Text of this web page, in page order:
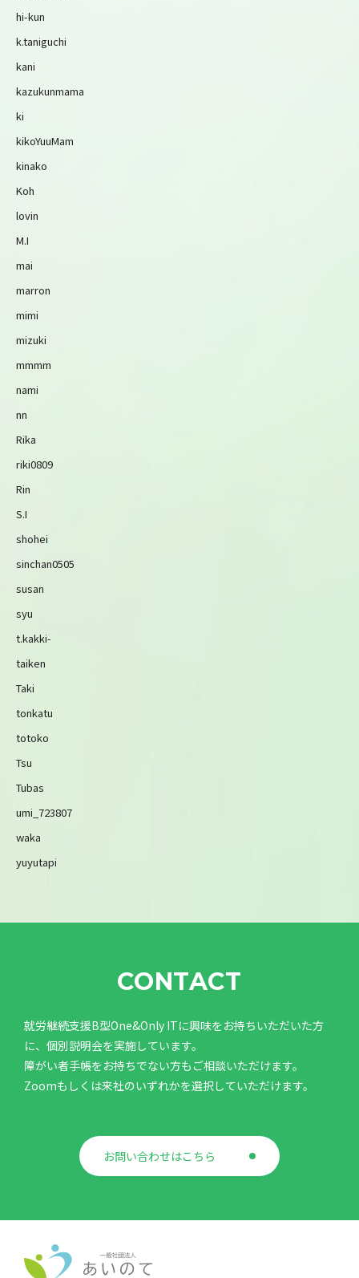
hi-kun
k.taniguchi
kani
kazukunmama
ki
kikoYuuMam
kinako
Koh
lovin
M.I
mai
marron
mimi
mizuki
mmmm
nami
nn
Rika
riki0809
Rin
S.I
shohei
sinchan0505
susan
syu
t.kakki-
taiken
Taki
tonkatu
totoko
Tsu
Tubas
umi_723807
waka
yuyutapi
CONTACT
就労継続支援B型One&Only ITに興味をお持ちいただいた方
に、個別説明会を実施しています。
障がい者手帳をお持ちでない方もご相談いただけます。
Zoomもしくは来社のいずれかを選択していただけます。
お問い合わせはこちら